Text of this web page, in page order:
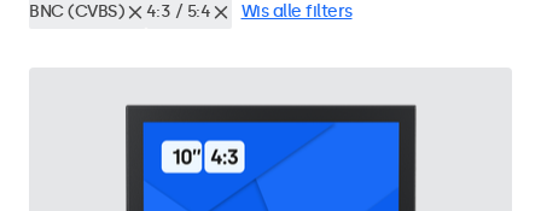
BNC (CVBS) 4:3 / 5:4 Wis alle filters